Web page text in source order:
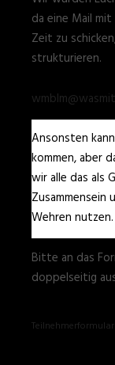
da eine Mail
Zeit zu
strukturieren.
Ansonsten
kommen, aber
wir alle das als
Zusammensein
Wehren nutzen.
Bitte an das
doppelseitig
Teilnehmerformular